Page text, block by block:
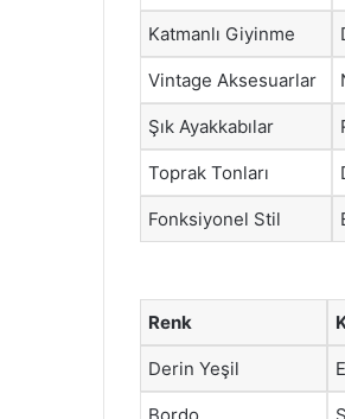
Katmanlı Giyinme
Vintage Aksesuarlar
Şık Ayakkabılar
Toprak Tonları
Fonksiyonel Stil
Renk
Derin Yeşil
Bordo